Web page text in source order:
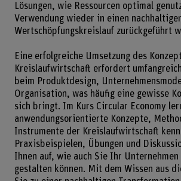
Lösungen, wie Ressourcen optimal
Verwendung wieder in einen
Wertschöpfungskreislauf zurückgeführt
Eine erfolgreiche Umsetzung des
Kreislaufwirtschaft erfordert
beim Produktdesign,
Organisation, was häufig eine gewisse
sich bringt. Im Kurs Circular Economy
anwendungsorientierte Konzepte,
Instrumente der Kreislaufwirtschaft
Praxisbeispielen, Übungen und
Ihnen auf, wie auch Sie Ihr
gestalten können. Mit dem Wissen aus